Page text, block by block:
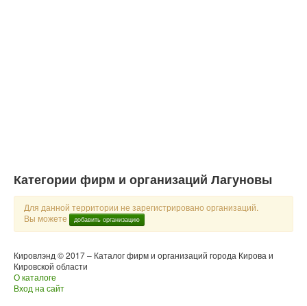
Категории фирм и организаций Лагуновы
Для данной территории не зарегистрировано организаций.
Вы можете
добавить организацию
Кировлэнд © 2017 – Каталог фирм и организаций города Кирова и
Кировской области
О каталоге
Вход на сайт